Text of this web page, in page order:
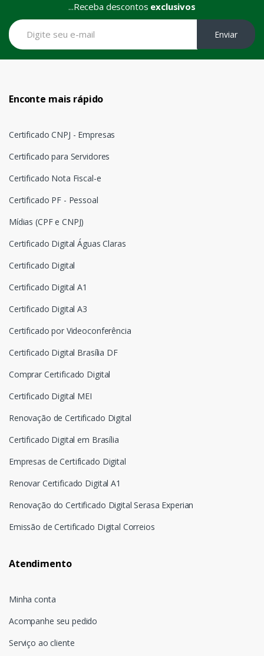
...Receba descontos exclusivos
Enviar
Enconte mais rápido
Certificado CNPJ - Empresas
Certificado para Servidores
Certificado Nota Fiscal-e
Certificado PF - Pessoal
Mídias (CPF e CNPJ)
Certificado Digital Águas Claras
Certificado Digital
Certificado Digital A1
Certificado Digital A3
Certificado por Videoconferência
Certificado Digital Brasília DF
Comprar Certificado Digital
Certificado Digital MEI
Renovação de Certificado Digital
Certificado Digital em Brasília
Empresas de Certificado Digital
Renovar Certificado Digital A1
Renovação do Certificado Digital Serasa Experian
Emissão de Certificado Digital Correios
Atendimento
Minha conta
Acompanhe seu pedido
Serviço ao cliente